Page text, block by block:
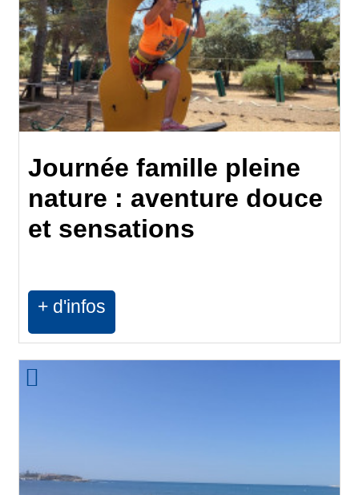
Journée famille pleine
nature : aventure douce
et sensations
+ d'infos